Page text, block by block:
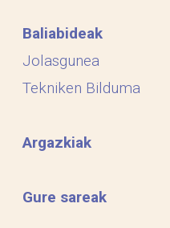
Baliabideak
Jolasgunea
Tekniken Bilduma
Argazkiak
Gure sareak